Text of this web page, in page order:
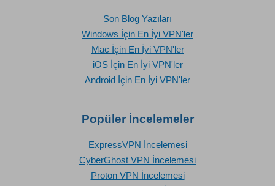
Son Blog Yazıları
Windows İçin En İyi VPN'ler
Mac İçin En İyi VPN'ler
iOS İçin En İyi VPN'ler
Android İçin En İyi VPN'ler
Popüler İncelemeler
ExpressVPN İncelemesi
CyberGhost VPN İncelemesi
Proton VPN İncelemesi